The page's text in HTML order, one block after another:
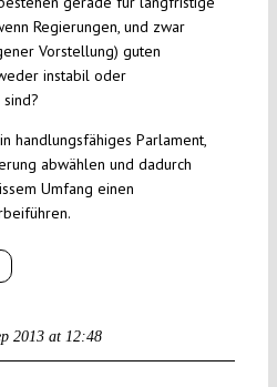
Regierungen, und zwar
Vorstellung) guten
instabil oder
handlungsfähiges Parlament,
abwählen und dadurch
Umfang einen
2013 at 12:48